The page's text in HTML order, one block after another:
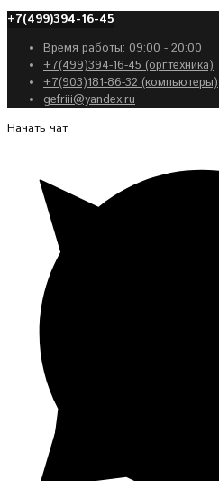
+7(499)394-16-45
Время работы: 09:00 - 20:00
+7(499)394-16-45 (оргтехника)
+7(903)181-86-32 (компьютеры)
gefriii@yandex.ru
Начать чат